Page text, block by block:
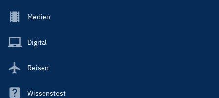
Footer
Main
Medien
Digital
Reisen
Wissenstest